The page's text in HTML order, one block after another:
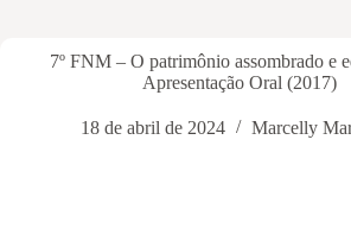
7º FNM – O patrimônio assombrado e
Apresentação Oral (2017)
18 de abril de 2024 Marcelly